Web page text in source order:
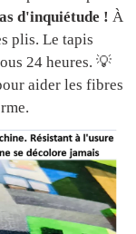
d'inquiétude ! À
plis. Le tapis
24 heures. 💡
aider les fibres